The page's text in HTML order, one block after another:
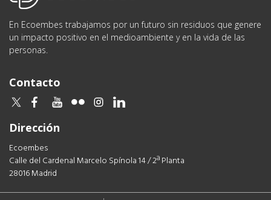
En Ecoembes trabajamos por un futuro sin residuos que genere
un impacto positivo en el medioambiente y en la vida de las
personas.
Contacto
twitterfacebook
youtube
flickr instagram
linkedin
Dirección
Ecoembes
Calle del Cardenal Marcelo Spínola 14 / 2ª Planta
28016 Madrid